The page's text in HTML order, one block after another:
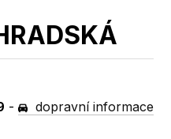
-
dopravní informace